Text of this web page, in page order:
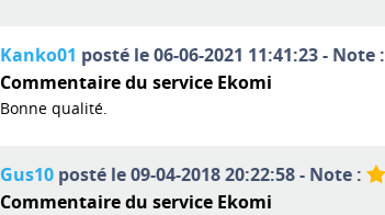
Kanko01 posté le 06-06-2021 11:41:23 - Note :
Commentaire du service Ekomi
Bonne qualité.
Gus10 posté le 09-04-2018 20:22:58 - Note :
Commentaire du service Ekomi